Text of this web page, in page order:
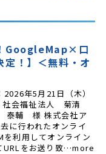
GoogleMap×口
定！】＜無料・オ
年5月21日（木）
会福祉法人 菊清
輔 様 株式会社ア
行われたオンライ
利用してオンライン
URLをお送り致…more